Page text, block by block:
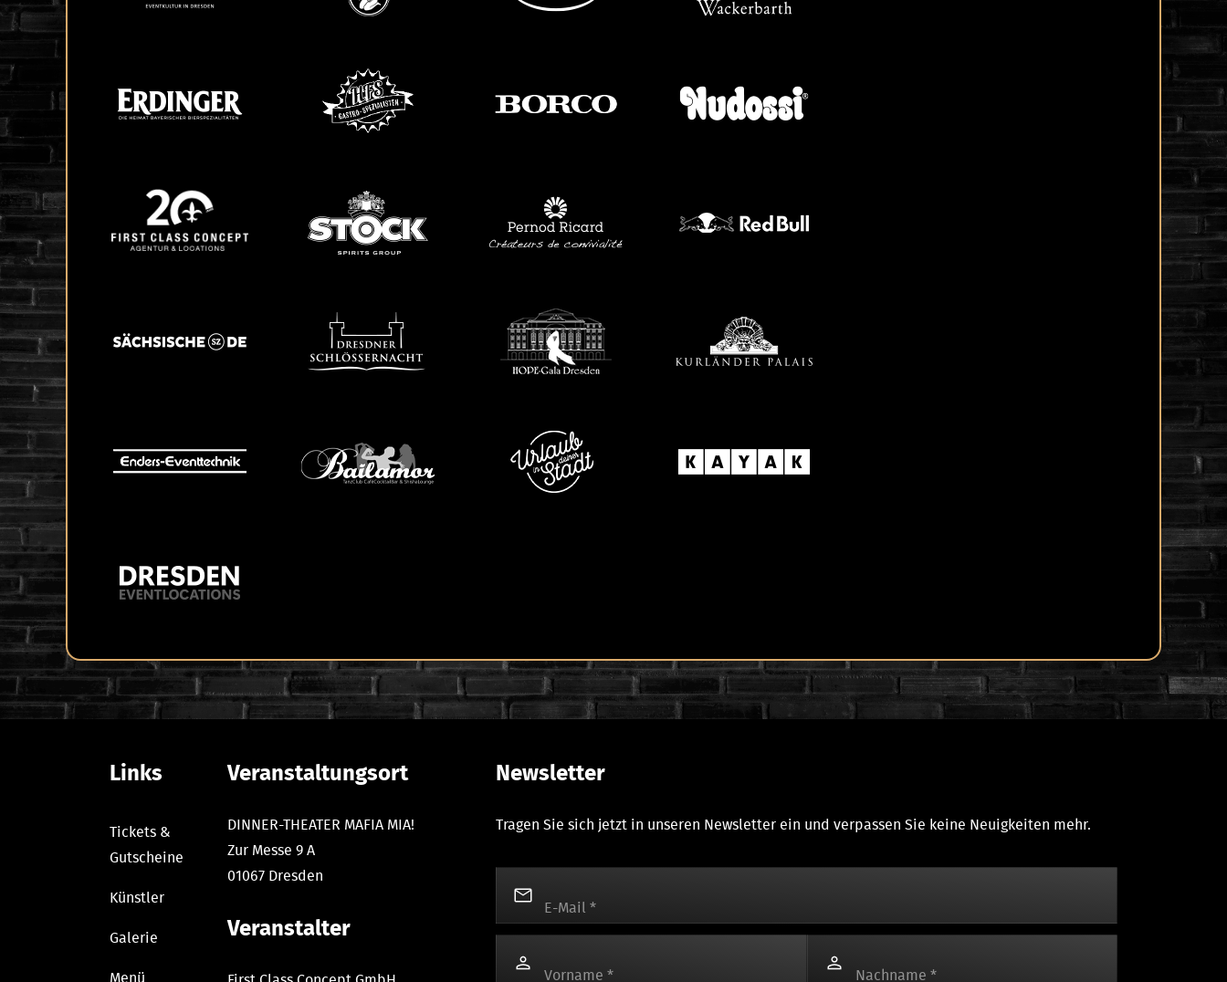
Links
Tickets &
Gutscheine
Künstler
Galerie
Menü
Veranstaltungsort
DINNER-THEATER MAFIA MIA!
Zur Messe 9 A
01067 Dresden
Veranstalter
Newsletter
Tragen Sie sich jetzt in unseren Newsletter ein und verpassen Sie keine Neuigkeiten mehr.
E-Mail*
Vorname* Nachname *